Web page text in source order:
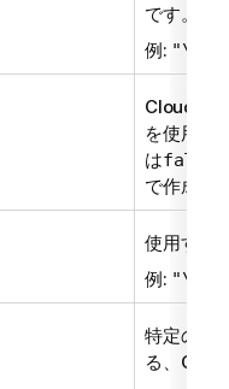
です。
例: "\"/
Cloudサ
を使用す
はfalse
で作成で
使用する
例:
特定のク
る、